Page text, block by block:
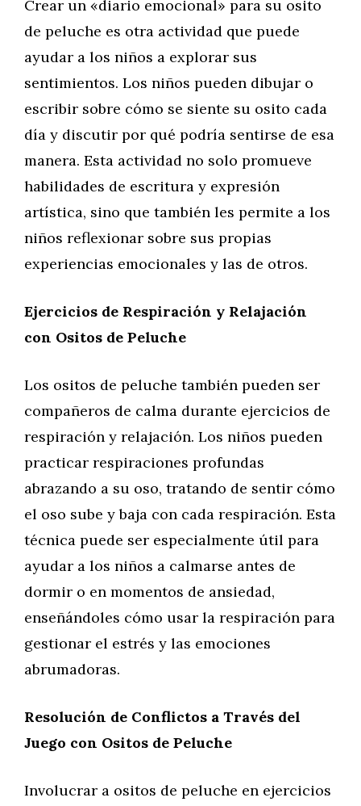
Crear un «diario emocional» para su osito
de peluche es otra actividad que puede
ayudar a los niños a explorar sus
sentimientos. Los niños pueden dibujar o
escribir sobre cómo se siente su osito cada
día y discutir por qué podría sentirse de esa
manera. Esta actividad no solo promueve
habilidades de escritura y expresión
artística, sino que también les permite a los
niños reflexionar sobre sus propias
experiencias emocionales y las de otros.
Ejercicios de Respiración y Relajación
con Ositos de Peluche
Los ositos de peluche también pueden ser
compañeros de calma durante ejercicios de
respiración y relajación. Los niños pueden
practicar respiraciones profundas
abrazando a su oso, tratando de sentir cómo
el oso sube y baja con cada respiración. Esta
técnica puede ser especialmente útil para
ayudar a los niños a calmarse antes de
dormir o en momentos de ansiedad,
enseñándoles cómo usar la respiración para
gestionar el estrés y las emociones
abrumadoras.
Resolución de Conflictos a Través del
Juego con Ositos de Peluche
Involucrar a ositos de peluche en ejercicios